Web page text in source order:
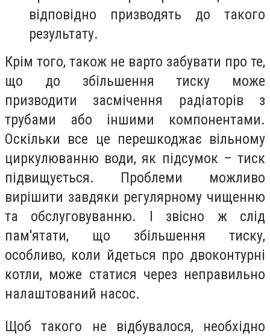
відповідно призводять до такого
результату.
Крім того, також не варто забувати про те,
що до збільшення тиску може
призводити засмічення радіаторів з
трубами або іншими компонентами.
Оскільки все це перешкоджає вільному
циркулюванню води, як підсумок – тиск
підвищується. Проблеми можливо
вирішити завдяки регулярному чищенню
та обслуговуванню. І звісно ж слід
пам'ятати, що збільшення тиску,
особливо, коли йдеться про двоконтурні
котли, може статися через неправильно
налаштований насос.
Щоб такого не відбувалося, необхідно